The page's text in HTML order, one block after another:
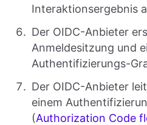
Interaktionsergebnis
Der OIDC-Anbieter
Anmeldesitzung und
Authentifizierungs-
Der OIDC-Anbieter
einem
(Authorization Code